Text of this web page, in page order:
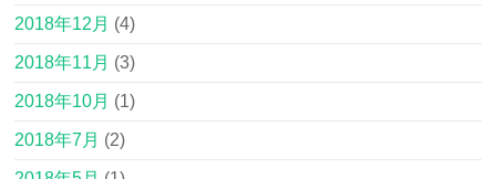
2018年12月 (4)
2018年11月 (3)
2018年10月 (1)
2018年7月 (2)